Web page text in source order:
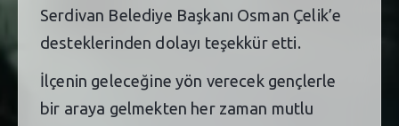
Serdivan Belediye Başkanı Osman Çelik’e
desteklerinden dolayı teşekkür etti.
İlçenin geleceğine yön verecek gençlerle
bir araya gelmekten her zaman mutlu